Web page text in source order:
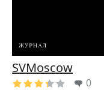
SVMoscow
0